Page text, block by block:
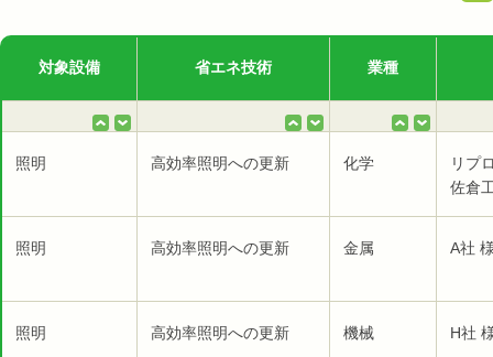
対象設備 省エネ技術 業種
照明 高効率照明への更新 化学
リプ
佐倉
照明 高効率照明への更新 金属 A社
照明 高効率照明への更新 機械 H社